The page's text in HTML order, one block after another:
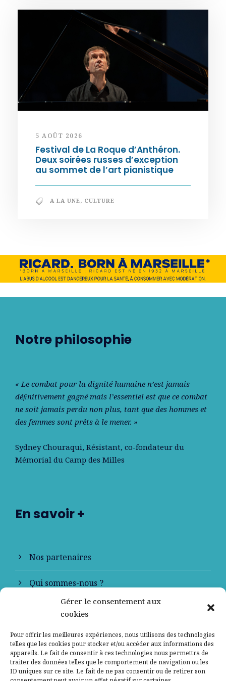
Gérer le consentement aux
cookies
Pour offrir les meilleures expériences, nous utilisons des technologies
telles que les cookies pour stocker et/ou accéder aux informations des
appareils. Le fait de consentir à ces technologies nous permettra de
traiter des données telles que le comportement de navigation ou les
ID uniques sur ce site. Le fait de ne pas consentir ou de retirer son
5 AOÛT 2026
Festival de La Roque d’Anthéron.
Deux soirées russes d’exception
au sommet de l’art pianistique
A LA UNE, CULTURE
Notre philosophie
« Le combat pour la dignité humaine n’est jamais
déﬁnitivement gagné mais l’essentiel est que ce combat
ne soit jamais perdu non plus, tant que des hommes et
des femmes sont prêts à le mener. »
Sydney Chouraqui, Résistant, co-fondateur du
Mémorial du Camp des Milles
En savoir +
Nos partenaires
Qui sommes-nous ?
Contactez-nous
Mentions légales
Politique de confidentialité